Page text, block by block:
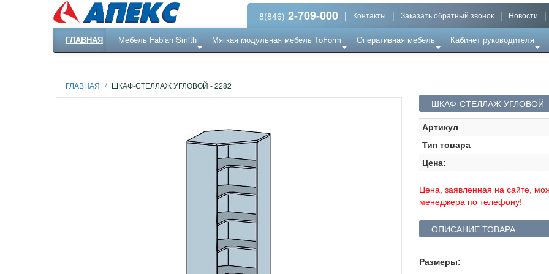
8(846) 2-709-000 | Контакты | Заказать обратный звонок | Новости |
ГЛАВНАЯ Мебель Fabian Smith Мягкая модульная мебель ToForm Оперативная мебель Кабинет руководителя
ГЛАВНАЯ / ШКАФ-СТЕЛЛАЖ УГЛОВОЙ - 2282
ШКАФ-СТЕЛЛАЖ УГЛОВОЙ -
Артикул
Тип товара
Цена:
Цена, заявленная на сайте,
менеджера по телефону!
ОПИСАНИЕ ТОВАРА
Размеры: